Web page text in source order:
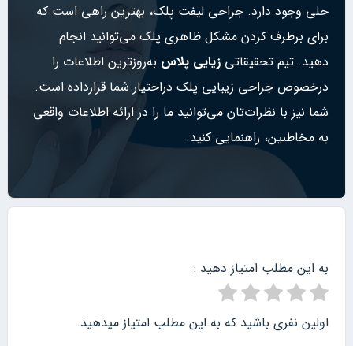
حلی وجود دارد. جراحی لیفت پلک، بهترین راهی است که
برای برطرف کردن مشکل ظاهری پلک می‌توانید انجام
دهید. تیم تحقیقاتی زیایی پلاس به‌روزترین اطلاعات را
درخصوص جراحی زیبایی پلک دراختیار شما قرارداده است.
شما نیز با نظرات‌تان می‌توانید ما را در ارائه اطلاعات واقعی
به مخاطبین، راهنمایی کنید.
به این مطلب امتیاز دهید :
اولین نفری باشید که به این مطلب امتیاز میدهید.